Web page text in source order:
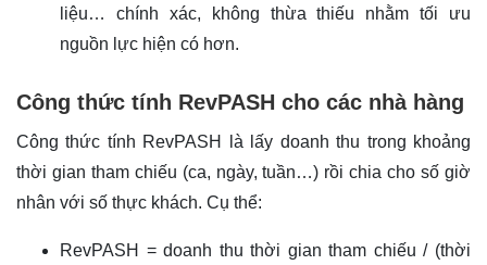
liệu… chính xác, không thừa thiếu nhằm tối ưu
nguồn lực hiện có hơn.
Công thức tính RevPASH cho các nhà hàng
Công thức tính RevPASH là lấy doanh thu trong khoảng
thời gian tham chiếu (ca, ngày, tuần…) rồi chia cho số giờ
nhân với số thực khách. Cụ thể:
RevPASH = doanh thu thời gian tham chiếu / (thời